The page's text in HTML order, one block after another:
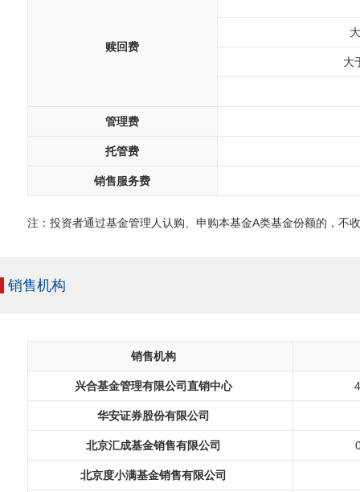
赎回费
大
管理费
托管费
销售服务费
注：投资者通过基金管理人认购、申购本基金A类基金份额的，不
销售机构
销售机构
兴合基金管理有限公司直销中心
华安证券股份有限公司
北京汇成基金销售有限公司
北京度小满基金销售有限公司